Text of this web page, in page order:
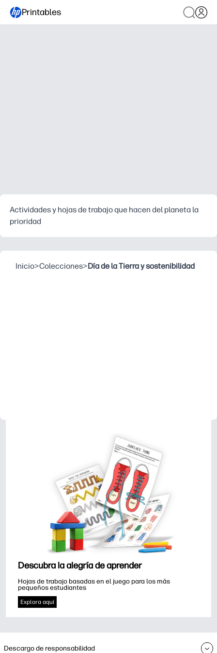
Printables
Actividades y hojas de trabajo que hacen del planeta la
prioridad
Inicio>Colecciones>Día de la Tierra y sostenibilidad
Descubra la alegría de aprender
Hojas de trabajo basadas en el juego para los más
pequeños estudiantes
Explora aquí
Descargo de responsabilidad